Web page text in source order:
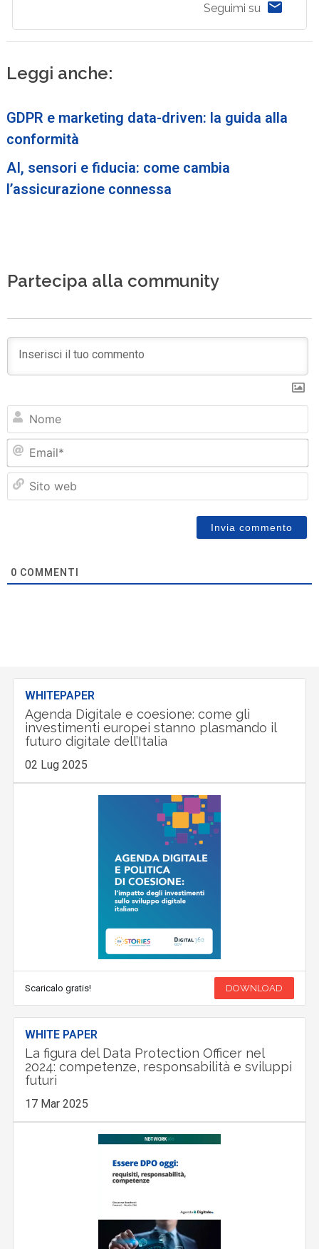
Seguimi su
Leggi anche:
GDPR e marketing data-driven: la guida alla
conformità
AI, sensori e fiducia: come cambia
l’assicurazione connessa
Partecipa alla community
0 COMMENTI
WHITEPAPER
Agenda Digitale e coesione: come gli
investimenti europei stanno plasmando il
futuro digitale dell’Italia
02 Lug 2025
Scaricalo gratis! DOWNLOAD
WHITE PAPER
La figura del Data Protection Officer nel
2024: competenze, responsabilità e sviluppi
futuri
17 Mar 2025